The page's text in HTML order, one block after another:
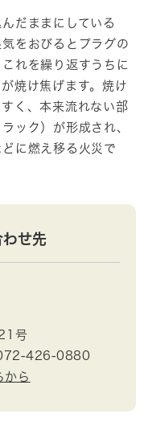
だままにしている
をおびるとプラグの
れを繰り返すうちに
焼け焦げます。焼け
く、本来流れない部
ック）が形成され、
に燃え移る火災で
せ先
号
426-0880
から